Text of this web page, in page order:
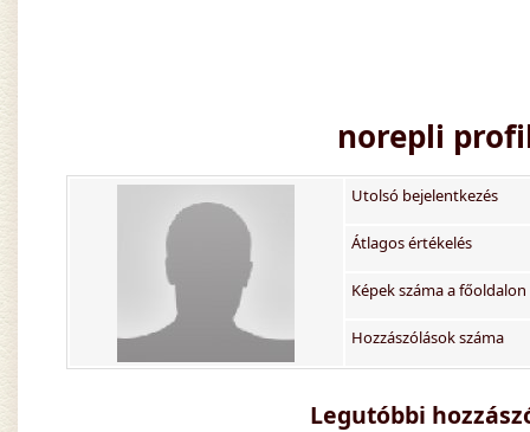
norepli
Utolsó bejelentkezés
Átlagos értékelés
Képek száma a főoldalon
Hozzászólások száma
Legutóbbi